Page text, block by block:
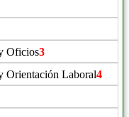
Oficios3
Orientación Laboral4